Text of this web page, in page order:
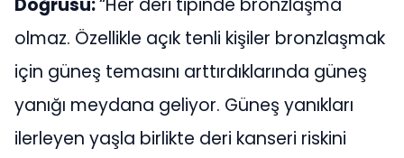
olmaz. Özellikle açık tenli kişiler bronzlaşmak
için güneş temasını arttırdıklarında güneş
yanığı meydana geliyor. Güneş yanıkları
ilerleyen yaşla birlikte deri kanseri riskini